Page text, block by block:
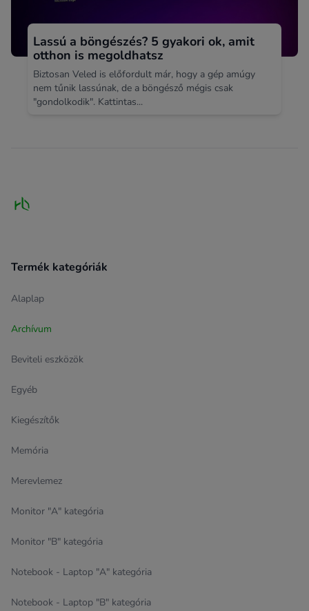
Lassú a böngészés? 5 gyakori ok, amit
otthon is megoldhatsz
Biztosan Veled is előfordult már, hogy a gép amúgy
nem tűnik lassúnak, de a böngésző mégis csak
"gondolkodik". Kattintas...
Termék kategóriák
Alaplap
Archívum
Beviteli eszközök
Egyéb
Kiegészítők
Memória
Merevlemez
Monitor "A" kategória
Monitor "B" kategória
Notebook - Laptop "A" kategória
Notebook - Laptop "B" kategória